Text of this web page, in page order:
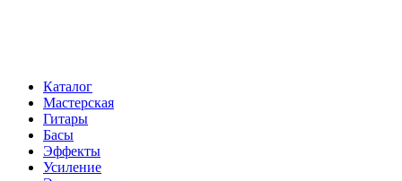
Каталог
Мастерская
Гитары
Басы
Эффекты
Усиление